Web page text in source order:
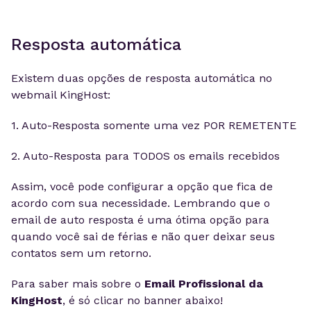
Resposta automática
Existem duas opções de resposta automática no
webmail KingHost:
1. Auto-Resposta somente uma vez POR REMETENTE
2. Auto-Resposta para TODOS os emails recebidos
Assim, você pode configurar a opção que fica de
acordo com sua necessidade. Lembrando que o
email de auto resposta é uma ótima opção para
quando você sai de férias e não quer deixar seus
contatos sem um retorno.
Para saber mais sobre o Email Profissional da
KingHost, é só clicar no banner abaixo!